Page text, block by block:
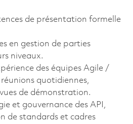
de présentation formelle
en gestion de parties
niveaux.
des équipes Agile /
quotidiennes,
de démonstration.
et gouvernance des API,
de standards et cadres